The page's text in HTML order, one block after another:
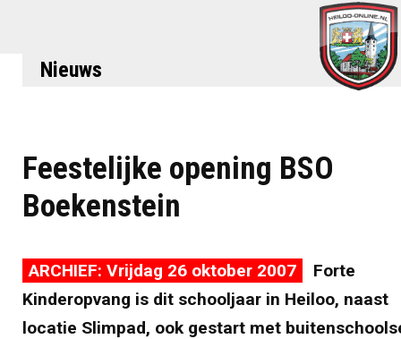
Nieuws
Feestelijke opening BSO
Boekenstein
ARCHIEF: Vrijdag 26 oktober 2007
Forte
Kinderopvang is dit schooljaar in Heiloo, naast
locatie Slimpad, ook gestart met